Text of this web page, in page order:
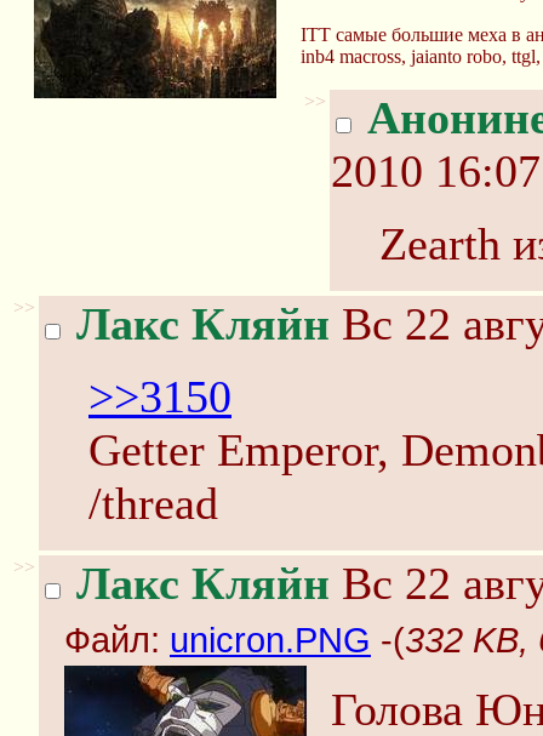
ITT самые большие меха в
inb4 macross, jaianto robo,
>>
2010
Zearth
>> Лакс Кляйн Вс 22
>>3150
Getter Emperor,
/thread
>> Лакс Кляйн Вс 22
Файл: unicron.PNG -(332 KB,
Голова